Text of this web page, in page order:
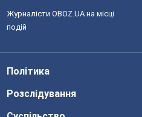
Журналісти OBOZ.UA на місці
подій
Політика
Розслідування